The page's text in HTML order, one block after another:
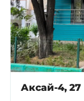
Аксай-4, 27